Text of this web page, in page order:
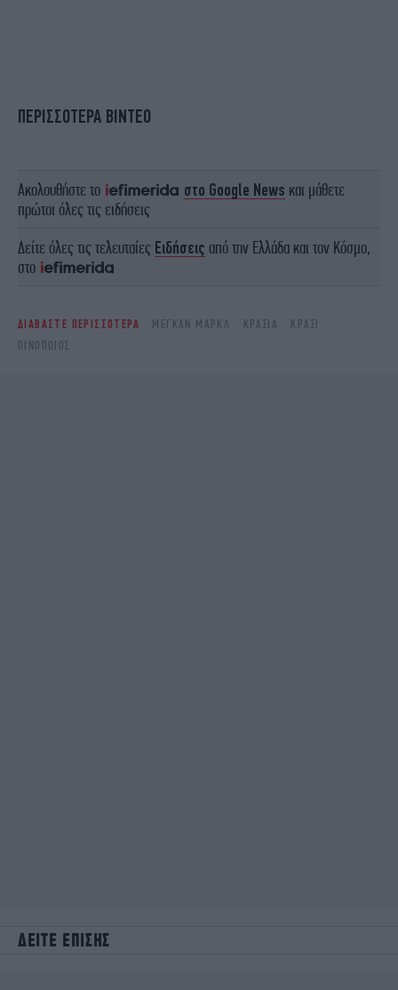
ΠΕΡΙΣΣΟΤΕΡΑ ΒΙΝΤΕΟ
Ακολουθήστε το στο Google News και μάθετε
πρώτοι όλες τις ειδήσεις
Δείτε όλες τις τελευταίες Ειδήσεις από την Ελλάδα και τον Κόσμο,
στο
ΔΙΑΒΑΣΤΕ ΠΕΡΙΣΣΟΤΕΡΑ ΜΈΓΚΑΝ ΜΑΡΚΛ ΚΡΑΣΙΆ
ΚΡΑΣΊ
ΟΙΝΟΠΟΙΌΣ
ΔΕΙΤΕ ΕΠΙΣΗΣ